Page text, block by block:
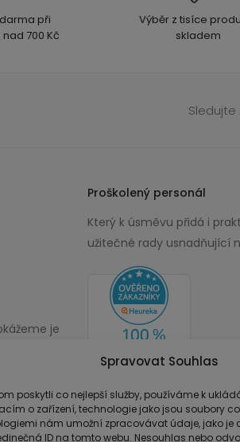
Spravovat Souhlas
poskytli co nejlepší služby, používáme k
o zařízení, technologie jako jsou soubory
nám umožní zpracovávat údaje, jako je
ID na tomto webu. Nesouhlas nebo
při
700 Kč
Výběr z tisíce
skladem
Sledujte
je
Proškolený personál
Který k úsměvu přidá i
užitečné rady usnadňující